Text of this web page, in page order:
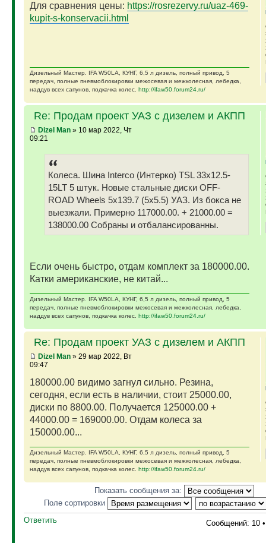
Для сравнения цены: https://rosrezervy.ru/uaz-469-
kupit-s-konservacii.html
Дизельный Мастер. IFA W50LA, КУНГ, 6,5 л дизель, полный привод, 5
передач, полные пневмоблокировки межосевая и межколесная, лебедка,
наддув всех сапунов, подкачка колес. http://ifaw50.forum24.ru/
Re: Продам проект УАЗ с дизелем и АКПП
Dizel Man» 10 мар 2022, Чт
09:21
Колеса. Шина Interco (Интерко) TSL 33x12.5-
15LT 5 штук. Новые стальные диски OFF-
ROAD Wheels 5x139.7 (5x5.5) УАЗ. Из бокса не
выезжали. Примерно 117000.00. + 21000.00 =
138000.00 Собраны и отбалансированны.
Если очень быстро, отдам комплект за 180000.00.
Катки американские, не китай...
Дизельный Мастер. IFA W50LA, КУНГ, 6,5 л дизель, полный привод, 5
передач, полные пневмоблокировки межосевая и межколесная, лебедка,
наддув всех сапунов, подкачка колес. http://ifaw50.forum24.ru/
Re: Продам проект УАЗ с дизелем и АКПП
Dizel Man» 29 мар 2022, Вт
09:47
180000.00 видимо загнул сильно. Резина,
сегодня, если есть в наличии, стоит 25000.00,
диски по 8800.00. Получается 125000.00 +
44000.00 = 169000.00. Отдам колеса за
150000.00...
Дизельный Мастер. IFA W50LA, КУНГ, 6,5 л дизель, полный привод, 5
передач, полные пневмоблокировки межосевая и межколесная, лебедка,
наддув всех сапунов, подкачка колес. http://ifaw50.forum24.ru/
Показать сообщения за:
Поле сортировки
Ответить
Сообщений: 10